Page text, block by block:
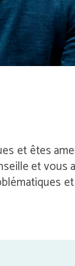
et êtes
et vous